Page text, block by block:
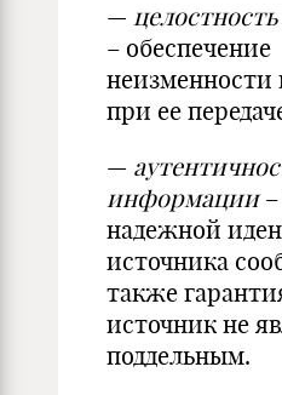
—
– обеспечение
при ее
—
информации–
надежной
источника
также
источник не
поддельным.